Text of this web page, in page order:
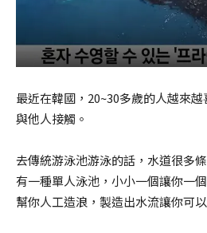
最近在韓國，20~30多歲的人越來
與他人接觸。
去傳統游泳池游泳的話，水道很多
有一種單人泳池，小小一個讓你一
幫你人工造浪，製造出水流讓你可